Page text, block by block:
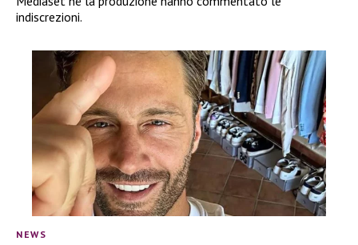
indiscrezioni.
NEWS